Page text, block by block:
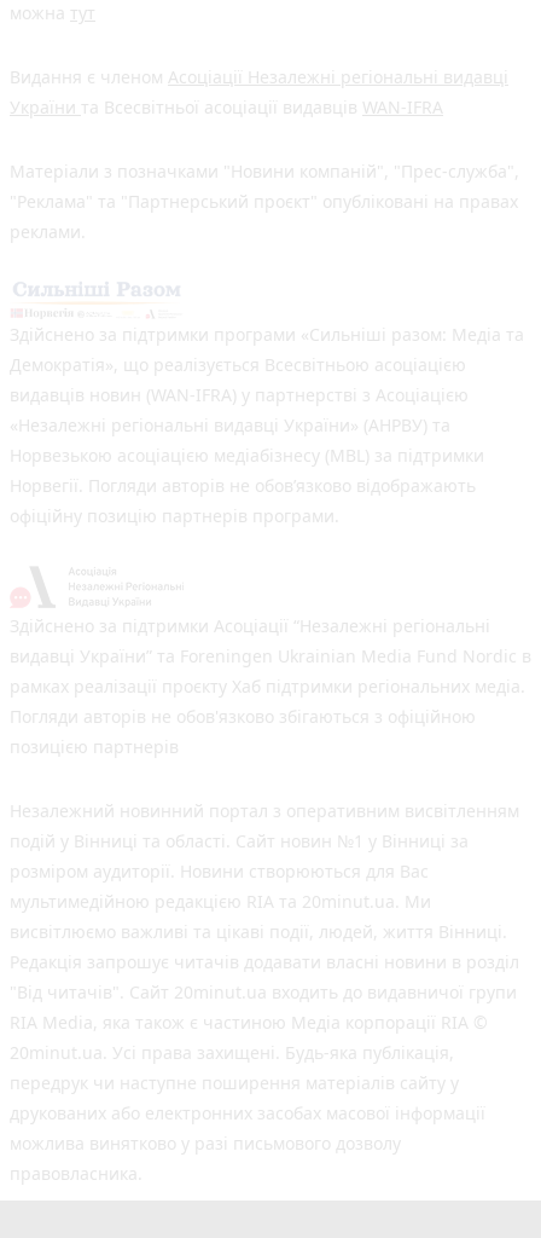
можна тут
Видання є членом Асоціації Незалежні регіональні видавці
України та Всесвітньої асоціації видавців WAN-IFRA
Матеріали з позначками "Новини компаній", "Прес-служба",
"Реклама" та "Партнерський проєкт" опубліковані на правах
реклами.
Здійснено за підтримки програми «Сильніші разом: Медіа та
Демократія», що реалізується Всесвітньою асоціацією
видавців новин (WAN-IFRA) у партнерстві з Асоціацією
«Незалежні регіональні видавці України» (АНРВУ) та
Норвезькою асоціацією медіабізнесу (MBL) за підтримки
Норвегії. Погляди авторів не обов’язково відображають
офіційну позицію партнерів програми.
Здійснено за підтримки Асоціації “Незалежні регіональні
видавці України” та Foreningen Ukrainian Media Fund Nordic в
рамках реалізації проєкту Хаб підтримки регіональних медіа.
Погляди авторів не обов'язково збігаються з офіційною
позицією партнерів
Незалежний новинний портал з оперативним висвітленням
подій у Вінниці та області. Сайт новин №1 у Вінниці за
розміром аудиторії. Новини створюються для Вас
мультимедійною редакцією RIA та 20minut.ua. Ми
висвітлюємо важливі та цікаві події, людей, життя Вінниці.
Редакція запрошує читачів додавати власні новини в розділ
"Від читачів". Сайт 20minut.ua входить до видавничої групи
RIA Media, яка також є частиною Медіа корпорації RIA ©
20minut.ua. Усі права захищені. Будь-яка публiкацiя,
передрук чи наступне поширення матеріалів сайту у
друкованих або електронних засобах масової інформації
можлива винятково у разі письмового дозволу
правовласника.